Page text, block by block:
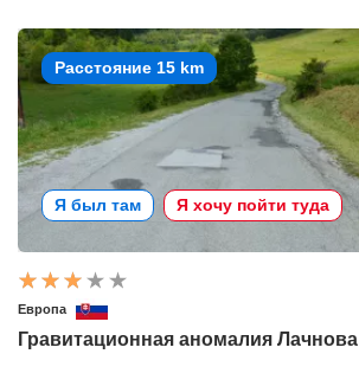
Расстояние 15 km
Я был там Я хочу пойти туда
Европа
Гравитационная аномалия Лачнова